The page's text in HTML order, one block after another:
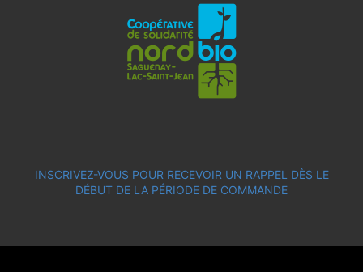
INSCRIVEZ-VOUS POUR RECEVOIR UN RAPPEL DÈS LE
DÉBUT DE LA PÉRIODE DE COMMANDE